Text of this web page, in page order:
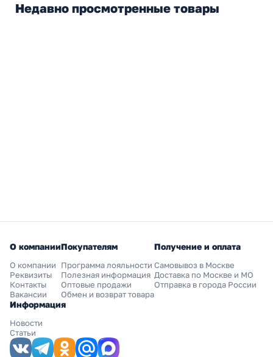
Недавно просмотренные товары
О компании
О компании
Реквизиты
Контакты
Вакансии
Покупателям
Программа лояльности
Полезная информация
Оптовые продажи
Обмен и возврат товара
Получение и оплата
Самовывоз в Москве
Доставка по Москве и МО
Отправка в города России
Информация
Новости
Статьи